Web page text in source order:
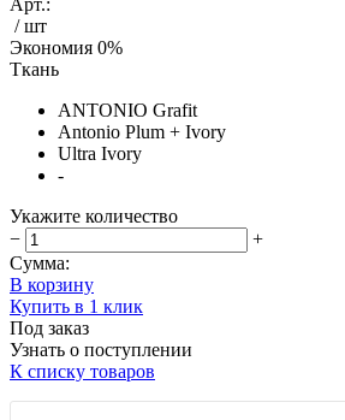
/ шт
Экономия 0%
Ткань
ANTONIO Grafit
Antonio Plum + Ivory
Ultra Ivory
-
Укажите количество
−
+
Сумма:
В корзину
Купить в 1 клик
Под заказ
Узнать о поступлении
К списку товаров